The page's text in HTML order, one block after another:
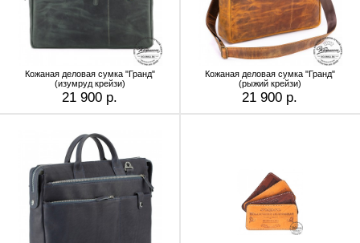
Кожаная деловая сумка "Гранд"
(изумруд крейзи)
21 900 р.
Кожаная деловая сумка "Гранд"
(рыжий крейзи)
21 900 р.